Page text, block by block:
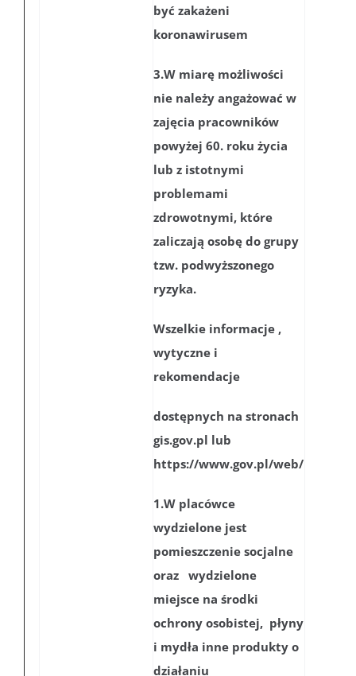
być zakażeni
koronawirusem
3.W miarę możliwości
nie należy angażować w
zajęcia pracowników
powyżej 60. roku życia
lub z istotnymi
problemami
zdrowotnymi, które
zaliczają osobę do grupy
tzw. podwyższonego
ryzyka.
Wszelkie informacje ,
wytyczne i
rekomendacje
dostępnych na stronach
gis.gov.pl lub
https://www.gov.pl/web/
1.W placówce
wydzielone jest
pomieszczenie socjalne
oraz wydzielone
miejsce na środki
ochrony osobistej, płyny
i mydła inne produkty o
działaniu